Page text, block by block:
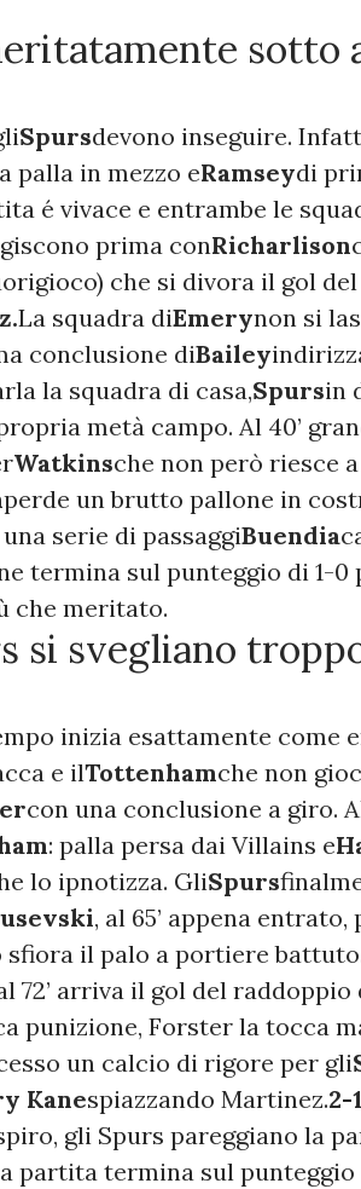
sotto
Spursdevono inseguire.
palla in mezzo eRamseydi
é vivace e entrambe le
prima conRicharlison
che si divora il gol
La squadra diEmerynon si
conclusione diBailey
la squadra di casa,Spursin
metà campo. Al 40’
Watkinsche non però riesce
perde un brutto pallone in
serie di passaggiBuendia
termina sul punteggio di 1-0
che meritato.
si svegliano
inizia esattamente come
e ilTottenhamche non
con una conclusione a giro.
: palla persa dai Villains e
lo ipnotizza. GliSpurs
, al 65’ appena
sfiora il palo a portiere
72’ arriva il gol del raddoppio
punizione, Forster la tocca
un calcio di rigore per gli
Kanespiazzando Martinez.2-1
gli Spurs pareggiano la
partita termina sul punteggio